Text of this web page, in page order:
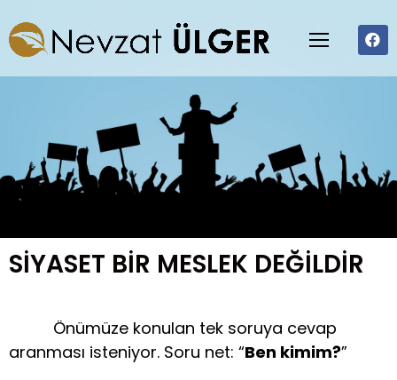
SİYASET BİR MESLEK DEĞİLDİR
Önümüze konulan tek soruya cevap
aranması isteniyor. Soru net: “Ben kimim?”